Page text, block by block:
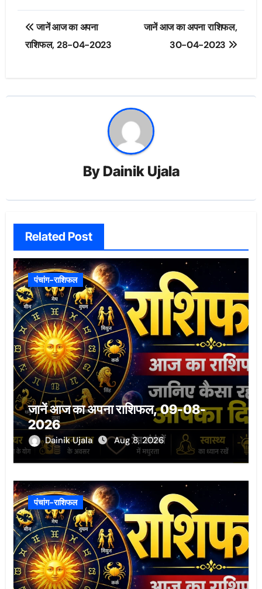
Post
navigation
जानें आज का अपना
राशिफल, 28-04-2023
जानें आज का अपना राशिफल,
30-04-2023
By Dainik Ujala
Related Post
पंचांग-राशिफल
जानें आज का अपना राशिफल, 09-08-
2026
Dainik Ujala Aug 8, 2026
पंचांग-राशिफल